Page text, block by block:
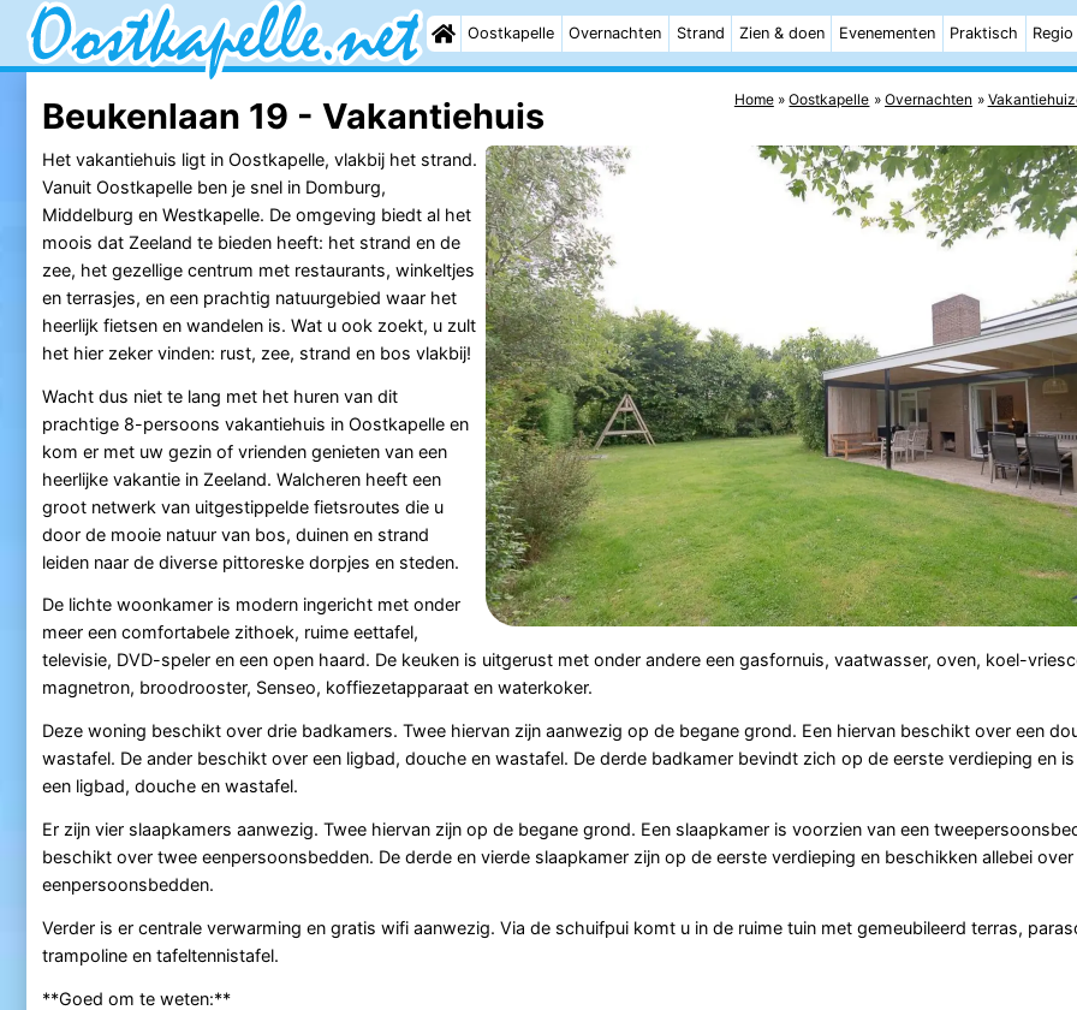
Oostkapelle Overnachten Strand Zien & doen Evenementen Praktisch Regio
Home Oostkapelle Overnachten
Beukenlaan 19 - Vakantiehuis
Het vakantiehuis ligt in Oostkapelle, vlakbij het strand.
Vanuit Oostkapelle ben je snel in Domburg,
Middelburg en Westkapelle. De omgeving biedt al het
moois dat Zeeland te bieden heeft: het strand en de
zee, het gezellige centrum met restaurants, winkeltjes
en terrasjes, en een prachtig natuurgebied waar het
heerlijk fietsen en wandelen is. Wat u ook zoekt, u zult
het hier zeker vinden: rust, zee, strand en bos vlakbij!
Wacht dus niet te lang met het huren van dit
prachtige 8-persoons vakantiehuis in Oostkapelle en
kom er met uw gezin of vrienden genieten van een
heerlijke vakantie in Zeeland. Walcheren heeft een
groot netwerk van uitgestippelde fietsroutes die u
door de mooie natuur van bos, duinen en strand
leiden naar de diverse pittoreske dorpjes en steden.
De lichte woonkamer is modern ingericht met onder
meer een comfortabele zithoek, ruime eettafel,
televisie, DVD-speler en een open haard. De keuken is uitgerust met onder andere een gasfornuis, vaatwasser, oven, koel-
magnetron, broodrooster, Senseo, koffiezetapparaat en waterkoker.
Deze woning beschikt over drie badkamers. Twee hiervan zijn aanwezig op de begane grond. Een hiervan beschikt over een
wastafel. De ander beschikt over een ligbad, douche en wastafel. De derde badkamer bevindt zich op de eerste verdieping en
een ligbad, douche en wastafel.
Er zijn vier slaapkamers aanwezig. Twee hiervan zijn op de begane grond. Een slaapkamer is voorzien van een
beschikt over twee eenpersoonsbedden. De derde en vierde slaapkamer zijn op de eerste verdieping en beschikken allebei
eenpersoonsbedden.
Verder is er centrale verwarming en gratis wifi aanwezig. Via de schuifpui komt u in de ruime tuin met gemeubileerd terras,
trampoline en tafeltennistafel.
**Goed om te weten:**